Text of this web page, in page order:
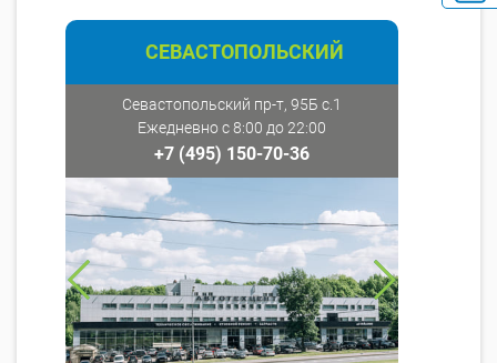
СЕВАСТОПОЛЬСКИЙ
Севастопольский пр-т, 95Б с.1
Ежедневно с 8:00 до 22:00
+7 (495) 150-70-36